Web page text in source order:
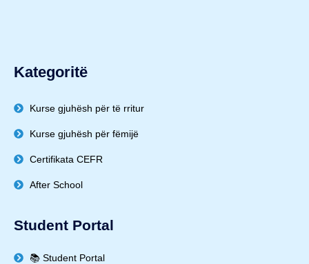
Kategoritë
Kurse gjuhësh për të rritur
Kurse gjuhësh për fëmijë
Certifikata CEFR
After School
Student Portal
📚 Student Portal